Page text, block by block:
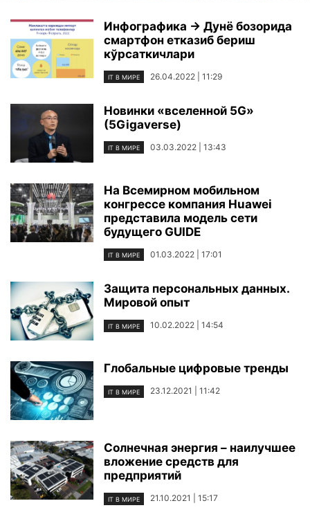
Инфографика → Дунё бозорида
смартфон етказиб бериш
кўрсаткичлари
IT В МИРЕ 26.04.2022 | 11:29
Новинки «вселенной 5G»
(5Gigaverse)
IT В МИРЕ 03.03.2022 | 13:43
На Всемирном мобильном
конгрессе компания Huawei
представила модель сети
будущего GUIDE
IT В МИРЕ 01.03.2022 | 17:01
Защита персональных данных.
Мировой опыт
IT В МИРЕ 10.02.2022 | 14:54
Глобальные цифровые тренды
IT В МИРЕ 23.12.2021 | 11:42
Солнечная энергия – наилучшее
вложение средств для
предприятий
IT В МИРЕ 21.10.2021 | 15:17